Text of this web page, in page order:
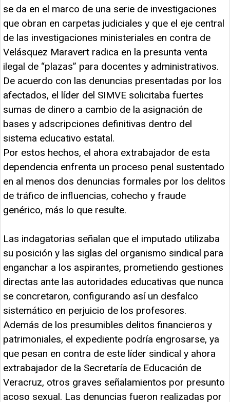
se da en el marco de una serie de investigaciones
que obran en carpetas judiciales y que el eje central
de las investigaciones ministeriales en contra de
Velásquez Maravert radica en la presunta venta
ilegal de “plazas” para docentes y administrativos.
De acuerdo con las denuncias presentadas por los
afectados, el líder del SIMVE solicitaba fuertes
sumas de dinero a cambio de la asignación de
bases y adscripciones definitivas dentro del
sistema educativo estatal.
Por estos hechos, el ahora extrabajador de esta
dependencia enfrenta un proceso penal sustentado
en al menos dos denuncias formales por los delitos
de tráfico de influencias, cohecho y fraude
genérico, más lo que resulte.
Las indagatorias señalan que el imputado utilizaba
su posición y las siglas del organismo sindical para
enganchar a los aspirantes, prometiendo gestiones
directas ante las autoridades educativas que nunca
se concretaron, configurando así un desfalco
sistemático en perjuicio de los profesores.
Además de los presumibles delitos financieros y
patrimoniales, el expediente podría engrosarse, ya
que pesan en contra de este líder sindical y ahora
extrabajador de la Secretaría de Educación de
Veracruz, otros graves señalamientos por presunto
acoso sexual. Las denuncias fueron realizadas por